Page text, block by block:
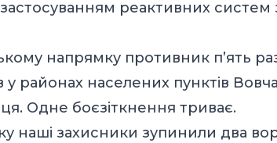
застосуванням реактивних систем
напрямку противник п’ять
у районах населених пунктів
Одне боєзіткнення триває.
наші захисники зупинили два